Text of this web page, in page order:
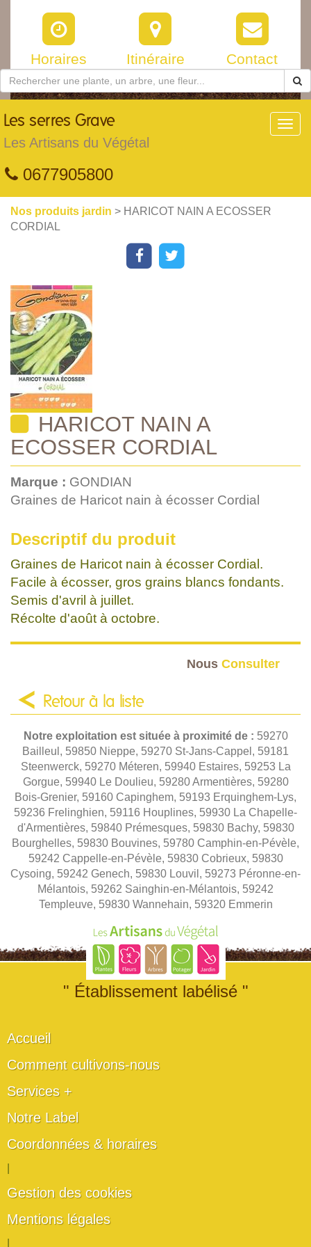
Horaires Itinéraire Contact
Les serres Grave
Les Artisans du Végétal
0677905800
Nos produits jardin > HARICOT NAIN A ECOSSER
CORDIAL
HARICOT NAIN A
ECOSSER CORDIAL
Marque : GONDIAN
Graines de Haricot nain à écosser Cordial
Descriptif du produit
Graines de Haricot nain à écosser Cordial.
Facile à écosser, gros grains blancs fondants.
Semis d'avril à juillet.
Récolte d'août à octobre.
Nous Consulter
Retour à la liste
Notre exploitation est située à proximité de : 59270
Bailleul, 59850 Nieppe, 59270 St-Jans-Cappel, 59181
Steenwerck, 59270 Méteren, 59940 Estaires, 59253 La
Gorgue, 59940 Le Doulieu, 59280 Armentières, 59280
Bois-Grenier, 59160 Capinghem, 59193 Erquinghem-Lys,
59236 Frelinghien, 59116 Houplines, 59930 La Chapelle-
d'Armentières, 59840 Prémesques, 59830 Bachy, 59830
Bourghelles, 59830 Bouvines, 59780 Camphin-en-Pévèle,
59242 Cappelle-en-Pévèle, 59830 Cobrieux, 59830
Cysoing, 59242 Genech, 59830 Louvil, 59273 Péronne-en-
Mélantois, 59262 Sainghin-en-Mélantois, 59242
Templeuve, 59830 Wannehain, 59320 Emmerin
" Établissement labélisé "
Accueil
Comment cultivons-nous
Services +
Notre Label
Coordonnées & horaires
Gestion des cookies
Mentions légales